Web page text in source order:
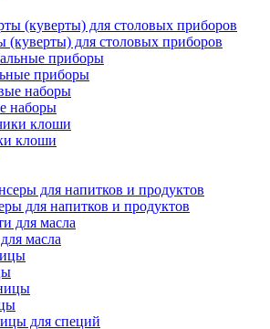
(куверты) для столовых приборов
приборы
наборы
клоши
для напитков и продуктов
масла